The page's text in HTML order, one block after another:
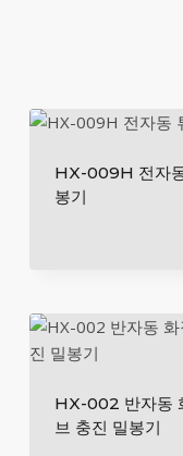
HX-009H 전자
봉기
HX-002 반자동
브 충진 밀봉기